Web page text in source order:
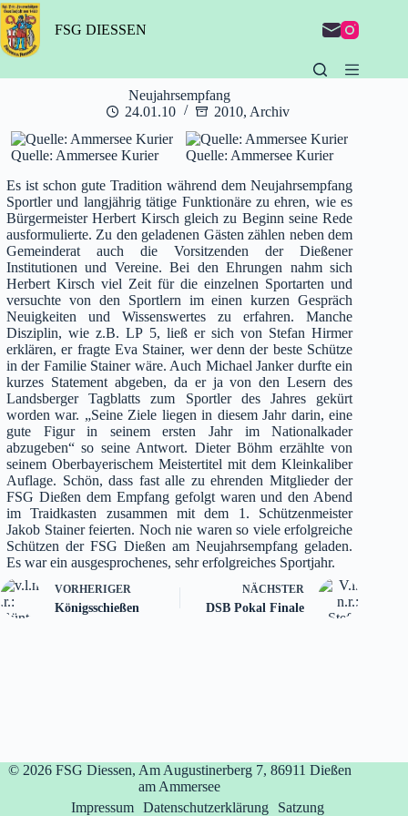
Zum
Inhalt
springen
FSG DIESSEN
Neujahrsempfang
24.01.10
2010, Archiv
Quelle: Ammersee Kurier
Quelle: Ammersee Kurier
Es ist schon gute Tradition während dem Neujahrsempfang
Sportler und langjährig tätige Funktionäre zu ehren, wie es
Bürgermeister Herbert Kirsch gleich zu Beginn seine Rede
ausformulierte. Zu den geladenen Gästen zählen neben dem
Gemeinderat auch die Vorsitzenden der Dießener
Institutionen und Vereine. Bei den Ehrungen nahm sich
Herbert Kirsch viel Zeit für die einzelnen Sportarten und
versuchte von den Sportlern im einen kurzen Gespräch
Neuigkeiten und Wissenswertes zu erfahren. Manche
Disziplin, wie z.B. LP 5, ließ er sich von Stefan Hirmer
erklären, er fragte Eva Stainer, wer denn der beste Schütze
in der Familie Stainer wäre. Auch Michael Janker durfte ein
kurzes Statement abgeben, da er ja von den Lesern des
Landsberger Tagblatts zum Sportler des Jahres gekürt
worden war. „Seine Ziele liegen in diesem Jahr darin, eine
gute Figur in seinem ersten Jahr im Nationalkader
abzugeben“ so seine Antwort. Dieter Böhm erzählte von
seinem Oberbayerischem Meistertitel mit dem Kleinkaliber
Auflage. Schön, dass fast alle zu ehrenden Mitglieder der
FSG Dießen dem Empfang gefolgt waren und den Abend
im Traidkasten zusammen mit dem 1. Schützenmeister
Jakob Stainer feierten. Noch nie waren so viele erfolgreiche
Schützen der FSG Dießen am Neujahrsempfang geladen.
Es war ein ausgesprochenes, sehr erfolgreiches Sportjahr.
VORHERIGER
Königsschießen
NÄCHSTER
DSB Pokal Finale
© 2026 FSG Diessen, Am Augustinerberg 7, 86911 Dießen
am Ammersee
Impressum Datenschutzerklärung Satzung